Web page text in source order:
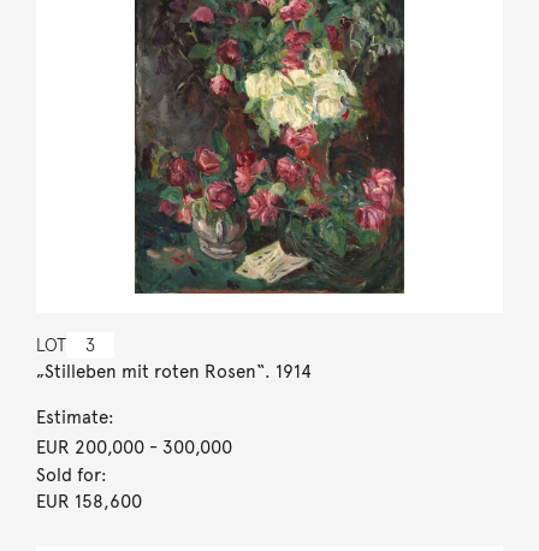
LOT 3
„Stilleben mit roten Rosen“. 1914
Estimate:
EUR 200,000- 300,000
Sold for:
EUR 158,600